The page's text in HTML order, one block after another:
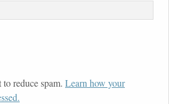
reduce spam. Learn how your